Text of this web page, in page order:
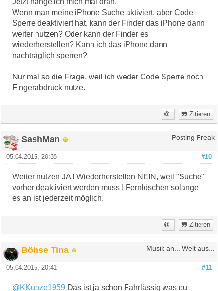
Jetzt hänge ich mich mal dran.
Wenn man meine iPhone Suche aktiviert, aber Code
Sperre deaktiviert hat, kann der Finder das iPhone dann
weiter nutzen? Oder kann der Finder es
wiederherstellen? Kann ich das iPhone dann
nachträglich sperren?
Nur mal so die Frage, weil ich weder Code Sperre noch
Fingerabdruck nutze.
Zitieren
SashMan Posting Freak
#10
05.04.2015, 20:38
Weiter nutzen JA ! Wiederherstellen NEIN, weil "Suche"
vorher deaktiviert werden muss ! Fernlöschen solange
es an ist jederzeit möglich.
Zitieren
Böhse Tina Musik an... Welt aus...
#11
05.04.2015, 20:41
@KKunze1959 Das ist ja schon Fahrlässig was du